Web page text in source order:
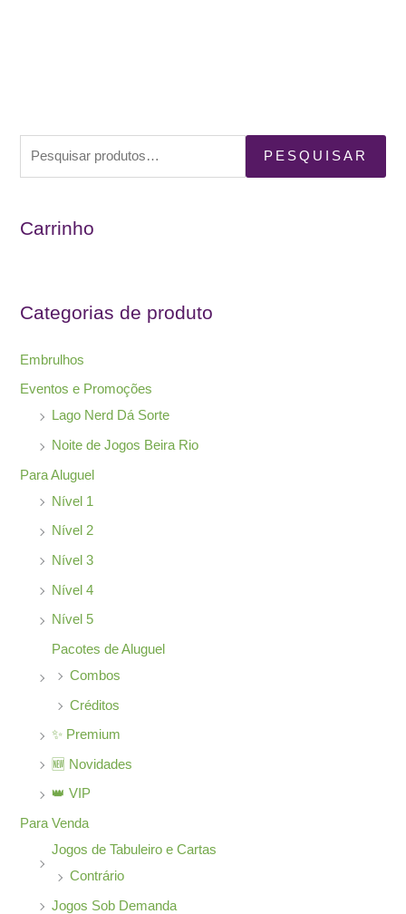
q
s
r
p
PESQUISAR
Carrinho
Categorias de produto
Embrulhos
Eventos e Promoções
Lago Nerd Dá Sorte
Noite de Jogos Beira Rio
Para Aluguel
Nível 1
Nível 2
Nível 3
Nível 4
Nível 5
Pacotes de Aluguel
Combos
Créditos
✨ Premium
🆕 Novidades
👑 VIP
Para Venda
Jogos de Tabuleiro e Cartas
Contrário
Jogos Sob Demanda